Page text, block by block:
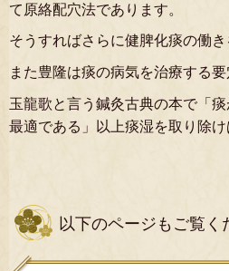
て原絡配穴法であります。
そうすればさらに健脾化痰の働き
また豊隆は痰の病気を治療する要
玉龍歌と言う鍼灸古典の本で「
最適である」以上痰湿を取り除け
以下のページもご覧く